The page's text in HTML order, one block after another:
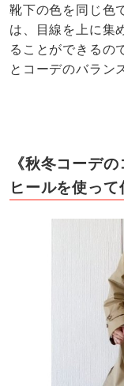
靴下の色を同じ色
は、目線を上に集
ることができるの
とコーデのバラン
《秋冬コーデ
ヒールを使っ